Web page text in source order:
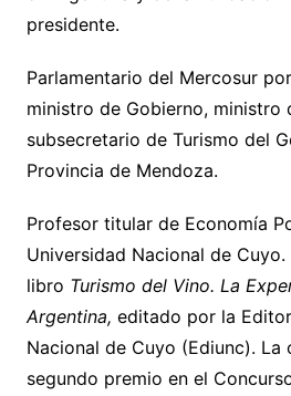
presidente.
Parlamentario del Mercosur
ministro de Gobierno, ministro
subsecretario de Turismo del
Provincia de Mendoza.
Profesor titular de Economía
Universidad Nacional de
libro Turismo del Vino. La
Argentina, editado por la
Nacional de Cuyo (Ediunc). La
segundo premio en el